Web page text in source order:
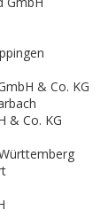
& Co. KG
& Co. KG